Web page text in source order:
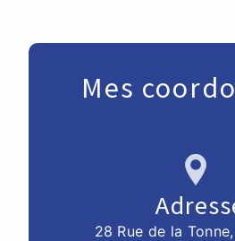
Mes
28 Rue de la